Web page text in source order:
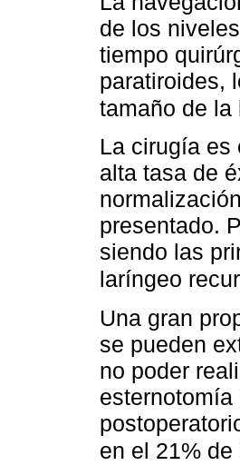
de los
tiempo
paratiroides,
tamaño de la
La cirugía es
alta tasa de
presentado.
siendo las
laríngeo
Una gran
se pueden
no poder
en el 21%